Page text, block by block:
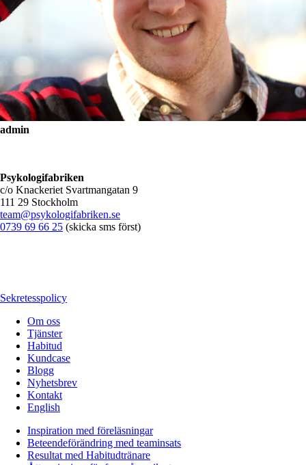
admin
Psykologifabriken
c/o Knackeriet Svartmangatan 9
111 29 Stockholm
team@psykologifabriken.se
0739 69 66 25 (skicka sms först)
Sekretesspolicy
Om oss
Tjänster
Habitud
Kundcase
Blogg
Nyhetsbrev
Kontakt
English
Inspiration med föreläsningar
Beteendeförändring med teaminsats
Resultat med Habitudtränare